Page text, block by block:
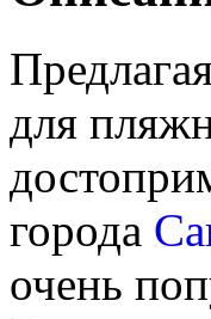
для
города
очень